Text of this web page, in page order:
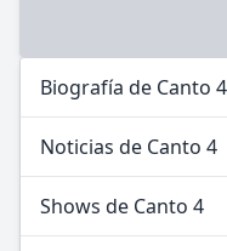
Biografía de Canto 4
Noticias de Canto 4
Shows de Canto 4